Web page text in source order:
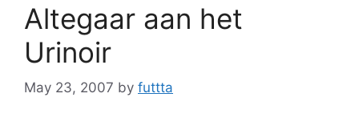
Altegaar aan het
Urinoir
May 23, 2007 by futtta